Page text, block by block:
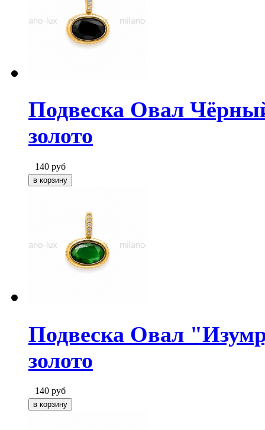
Подвеска Овал
золото
140 руб
Подвеска Овал
золото
140 руб